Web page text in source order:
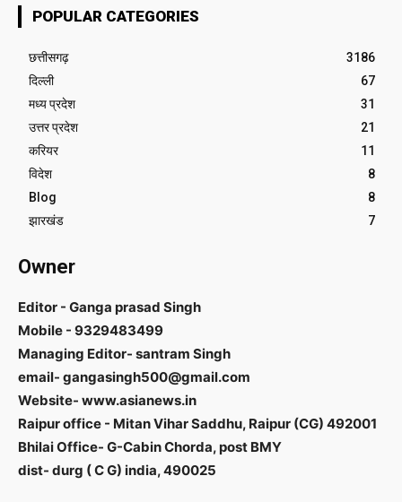
POPULAR CATEGORIES
छत्तीसगढ़
3186
दिल्ली
67
मध्य प्रदेश
31
उत्तर प्रदेश
21
करियर
11
विदेश
8
Blog
8
झारखंड
7
Owner
Editor - Ganga prasad Singh
Mobile - 9329483499
Managing Editor- santram Singh
email- gangasingh500@gmail.com
Website- www.asianews.in
Raipur office - Mitan Vihar Saddhu, Raipur (CG) 492001
Bhilai Office- G-Cabin Chorda, post BMY
dist- durg ( C G) india, 490025